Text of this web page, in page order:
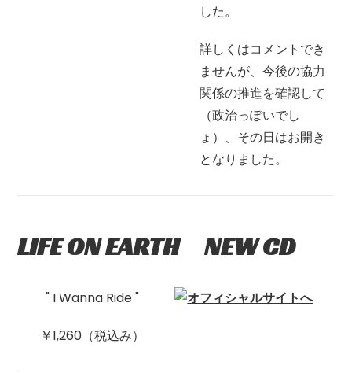
した。
詳しくはコメントでき
ませんが、今後の協力
関係の推進を確認して
（政治っぽいでし
ょ）、その日はお開き
となりました。
LIFE ON EARTH NEW CD
" I Wanna Ride "
￥1,260（税込み）